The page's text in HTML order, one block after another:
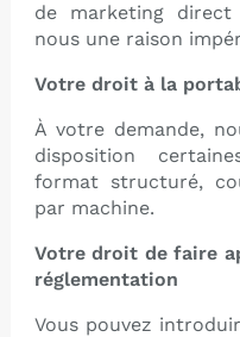
de marketing
nous une raison
Votre droit à la
À votre demande,
disposition
format structuré,
par machine.
Votre droit de faire
réglementation
Vous pouvez